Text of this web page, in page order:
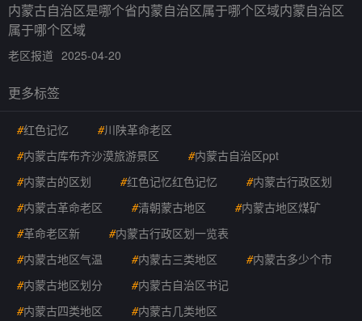
内蒙古自治区是哪个省内蒙自治区属于哪个区域内蒙自治区
属于哪个区域
老区报道 2025-04-20
更多标签
#红色记忆 #川陕革命老区
#内蒙古库布齐沙漠旅游景区 #内蒙古自治区ppt
#内蒙古的区划 #红色记忆红色记忆 #内蒙古行政区划
#内蒙古革命老区 #清朝蒙古地区 #内蒙古地区煤矿
#革命老区新 #内蒙古行政区划一览表
#内蒙古地区气温 #内蒙古三类地区 #内蒙古多少个市
#内蒙古地区划分 #内蒙古自治区书记
#内蒙古四类地区 #内蒙古几类地区